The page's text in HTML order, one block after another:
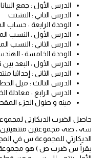
الدرس الأول : جمع
الدرس الثاني : التشتت
الوحدة الرابعة : حساب
الدرس الأول : النسب
الدرس الثاني : النسب
الوحدة الخامسة :
الدرس الأول : البعد بين
الدرس الثاني :
الدرس الثالث : ميل
الدرس الرابع : معادلة
مینه و طول الجزء
حاصل الضرب الديكارتي
الديكارتي للمجموعة س في
يقرأ س ضرب ص ) هو مجموعة